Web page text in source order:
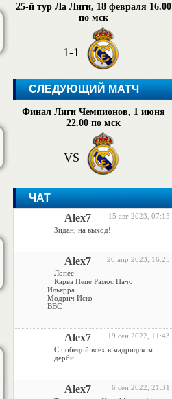
25-й тур Ла Лиги, 18 февраля 16.00
по мск
1-1
СЛЕДУЮЩИЙ МАТЧ
Финал Лиги Чемпионов, 1 июня
22.00 по мск
VS
ЧАТ
Alex7
15 авг 2023, 07:15
Зидан, на выход!
Alex7
20 апр 2023, 16:25
Лопес
Карва Пепе Рамос Начо
Ильярра
Модрич Иско
ВВС
Alex7
19 сен 2022, 11:43
С победой всех в мадридском
дерби.
Alex7
6 сен 2022, 21:31